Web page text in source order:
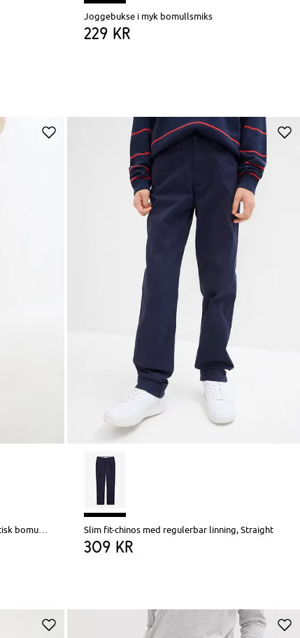
Joggebukse i myk bomullsmiks
229 kr
Slim fit-chinos med regulerbar linning, Straight
309 kr